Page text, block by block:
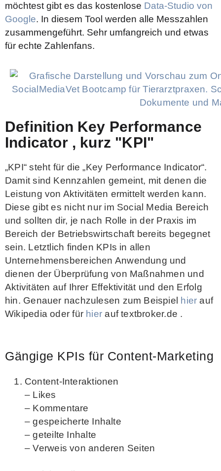
möchtest gibt es das kostenlose Data-Studio von
Google. In diesem Tool werden alle Messzahlen
zusammengeführt. Sehr umfangreich und etwas
für echte Zahlenfans.
Definition Key Performance
Indicator , kurz "KPI"
„KPI“ steht für die „Key Performance Indicator“.
Damit sind Kennzahlen gemeint, mit denen die
Leistung von Aktivitäten ermittelt werden kann.
Diese gibt es nicht nur im Social Media Bereich
und sollten dir, je nach Rolle in der Praxis im
Bereich der Betriebswirtschaft bereits begegnet
sein. Letztlich finden KPIs in allen
Unternehmensbereichen Anwendung und
dienen der Überprüfung von Maßnahmen und
Aktivitäten auf Ihrer Effektivität und den Erfolg
hin. Genauer nachzulesen zum Beispiel
hier auf
Wikipedia oder für hier auf textbroker.de .
Gängige KPIs für Content-Marketing
Content-Interaktionen
– Likes
– Kommentare
– gespeicherte Inhalte
– geteilte Inhalte
– Verweis von anderen Seiten